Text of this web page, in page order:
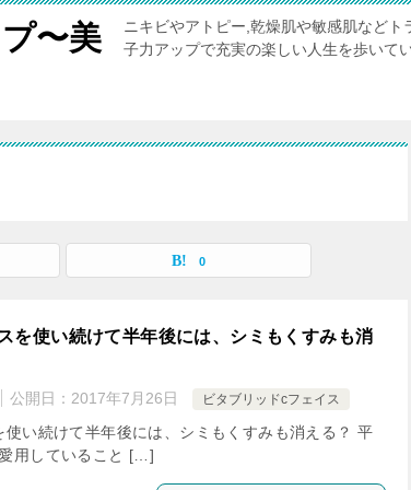
〜美
ニキビやアトピー,乾燥肌や敏感肌など
子力アップで充実の楽しい人生を歩いて
0
を使い続けて半年後には、シミもくすみも消
公開日： 2017年7月26日 ビタブリッドcフェイス
使い続けて半年後には、シミもくすみも消える？ 平
用していること […]